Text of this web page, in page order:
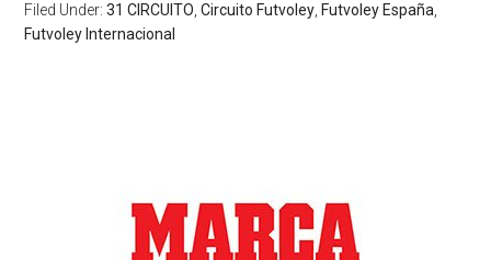
Filed Under:31 CIRCUITO,Circuito Futvoley, Futvoley España,
Futvoley Internacional